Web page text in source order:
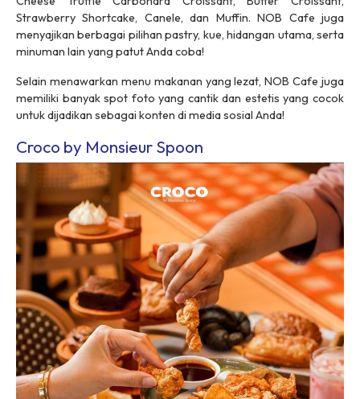
Strawberry Shortcake, Canele, dan Muffin. NOB Cafe juga
menyajikan berbagai pilihan pastry, kue, hidangan utama, serta
minuman lain yang patut Anda coba!
Selain menawarkan menu makanan yang lezat, NOB Cafe juga
memiliki banyak spot foto yang cantik dan estetis yang cocok
untuk dijadikan sebagai konten di media sosial Anda!
Croco by Monsieur Spoon